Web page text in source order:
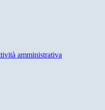
amministrativa